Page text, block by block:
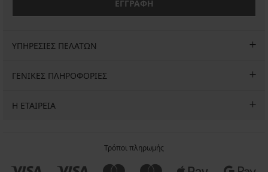
ΕΓΓΡΑΦΗ
ΥΠΗΡΕΣΙΕΣ ΠΕΛΑΤΩΝ
ΓΕΝΙΚΕΣ ΠΛΗΡΟΦΟΡΙΕΣ
Η ΕΤΑΙΡΕΙΑ
Τρόποι πληρωμής